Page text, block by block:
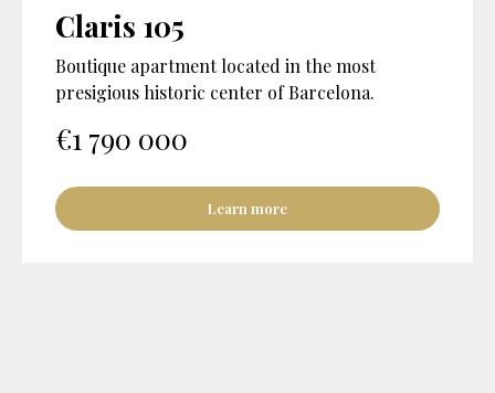
Claris 105
Boutique apartment located in the most
presigious historic center of Barcelona.
€1 790 000
Learn more